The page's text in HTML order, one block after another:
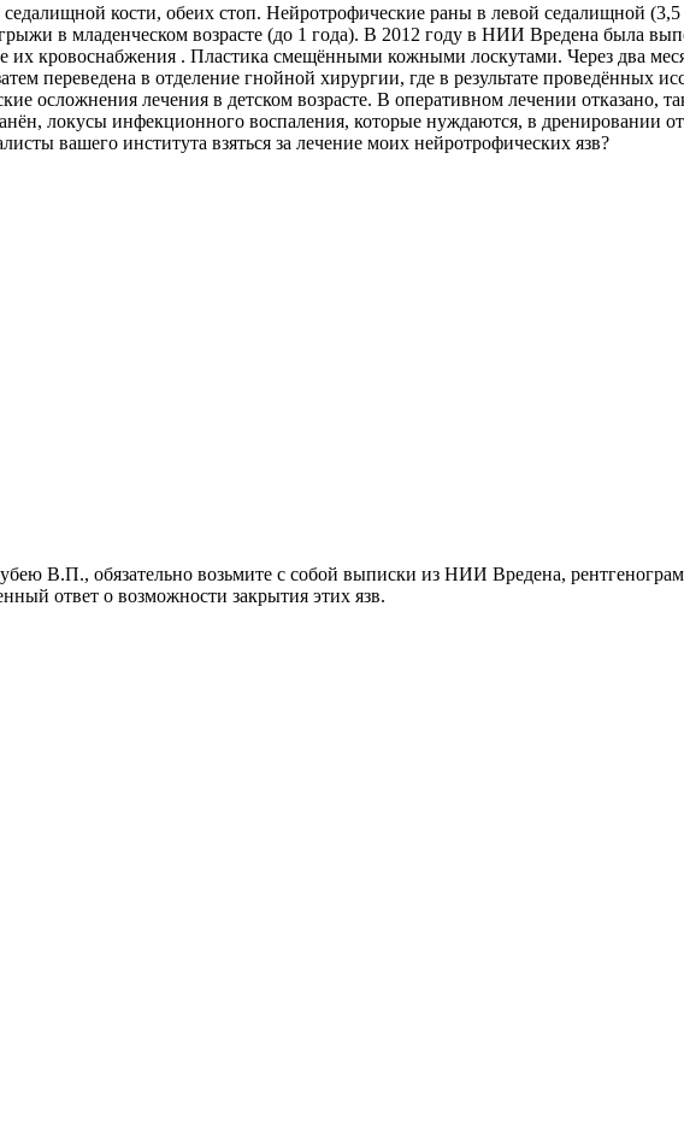
кости, обеих стоп. Нейротрофические раны в левой седалищной (3,5
в младенческом возрасте (до 1 года). В 2012 году в НИИ Вредена была
их кровоснабжения . Пластика смещёнными кожными лоскутами. Через два
переведена в отделение гнойной хирургии, где в результате проведённых
осложнения лечения в детском возрасте. В оперативном лечении отказано,
локусы инфекционного воспаления, которые нуждаются, в дренировании
вашего института взяться за лечение моих нейротрофических язв?
В.П., обязательно возьмите с собой выписки из НИИ Вредена,
ответ о возможности закрытия этих язв.